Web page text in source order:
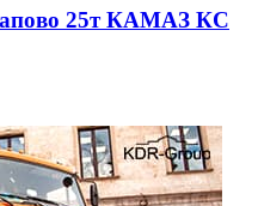
25т КАМАЗ КС